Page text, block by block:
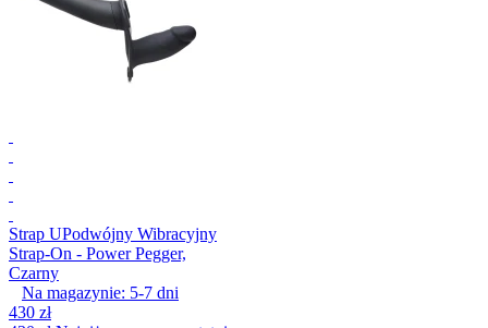
Strap UPodwójny Wibracyjny
Strap-On - Power Pegger,
Czarny
Na magazynie: 5-7 dni
430 zł